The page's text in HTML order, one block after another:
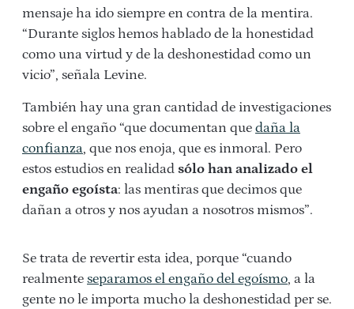
mensaje ha ido siempre en contra de la mentira.
“Durante siglos hemos hablado de la honestidad
como una virtud y de la deshonestidad como un
vicio”, señala Levine.
También hay una gran cantidad de investigaciones
sobre el engaño “que documentan que daña la
confianza, que nos enoja, que es inmoral. Pero
estos estudios en realidad sólo han analizado el
engaño egoísta: las mentiras que decimos que
dañan a otros y nos ayudan a nosotros mismos”.
Se trata de revertir esta idea, porque “cuando
realmente separamos el engaño del egoísmo, a la
gente no le importa mucho la deshonestidad per se.